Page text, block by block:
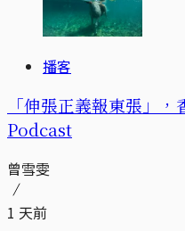
播客
「伸張正義報東張」
Podcast
曾雪雯
1 天前